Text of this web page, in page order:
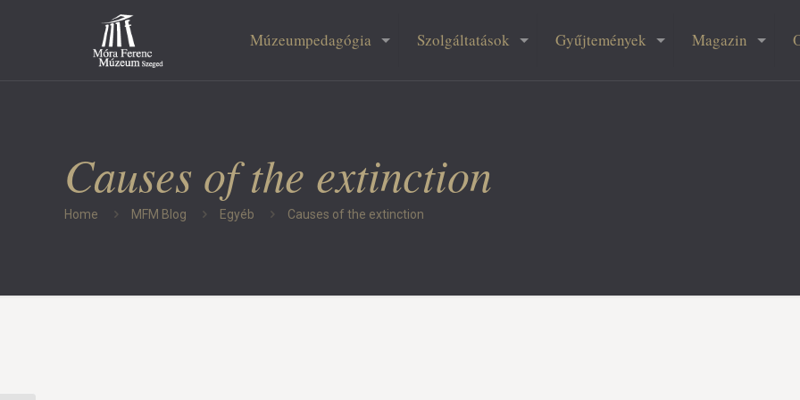
Múzeumpedagógia Szolgáltatások Gyűjtemények Magazin
Causes of the extinction
Home MFM Blog Egyéb Causes of the extinction